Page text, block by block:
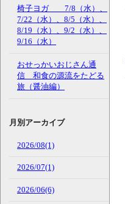
椅子ヨガ 7/8（水）、
7/22（水）、8/5（水）、
8/19（水）、9/2（水）、
9/16（水）
おせっかいおじさん通
信 和食の源流をたどる
旅（醤油編）
月別アーカイブ
2026/08(1)
2026/07(1)
2026/06(6)